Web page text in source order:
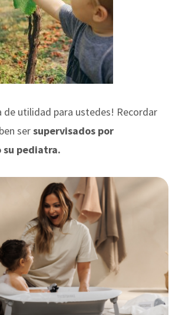
de utilidad para ustedes! Recordar
sersupervisados por
pediatra.